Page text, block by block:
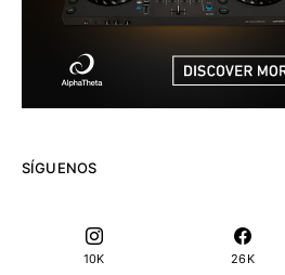
SÍGUENOS
10K 26K